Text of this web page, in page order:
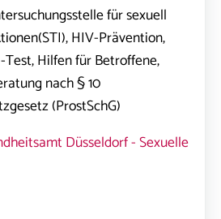
für sexuell
HIV-Prävention,
Hilfen für Betroffene,
nach § 10
(ProstSchG)
Düsseldorf - Sexuelle